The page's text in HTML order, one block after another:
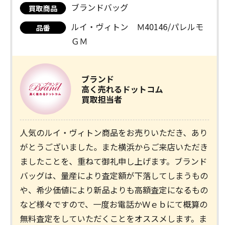
買取商品 ブランドバッグ
品番
ルイ・ヴィトン Ｍ40146/パレルモ
ＧＭ
ブランド
高く売れるドットコム
買取担当者
人気のルイ・ヴィトン商品をお売りいただき、あり
がとうございました。また横浜からご来店いただき
ましたことを、重ねて御礼申し上げます。ブランド
バッグは、量産により査定額が下落してしまうもの
や、希少価値により新品よりも高額査定になるもの
など様々ですので、一度お電話かＷｅｂにて概算の
無料査定をしていただくことをオススメします。ま